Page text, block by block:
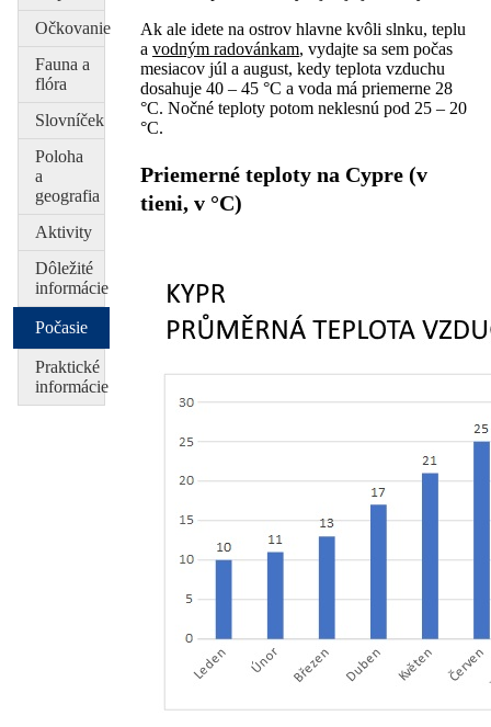
Očkovanie
Fauna a
flóra
Slovníček
Poloha
a
geografia
Aktivity
Dôležité
informácie
Počasie
Praktické
informácie
Ak ale idete na ostrov hlavne kvôli slnku, teplu
a vodným radovánkam, vydajte sa sem počas
mesiacov júl a august, kedy teplota vzduchu
dosahuje 40 – 45 °C a voda má priemerne 28
°C. Nočné teploty potom neklesnú pod 25 – 20
°C.
Priemerné teploty na Cypre (v
tieni, v °C)